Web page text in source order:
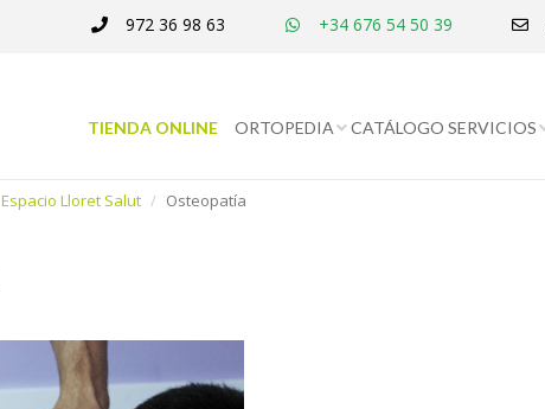
972 36 98 63 +34 676 54 50 39
TIENDA ONLINE ORTOPEDIA CATÁLOGO SERVICIOS
Espacio Lloret Salut Osteopatía